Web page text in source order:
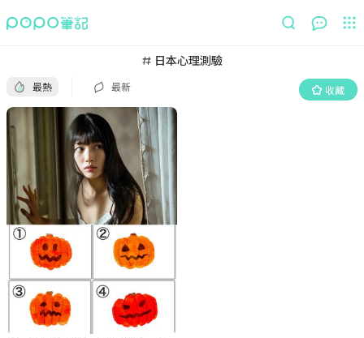
日本心理測驗
最熱 最新 收藏
收藏